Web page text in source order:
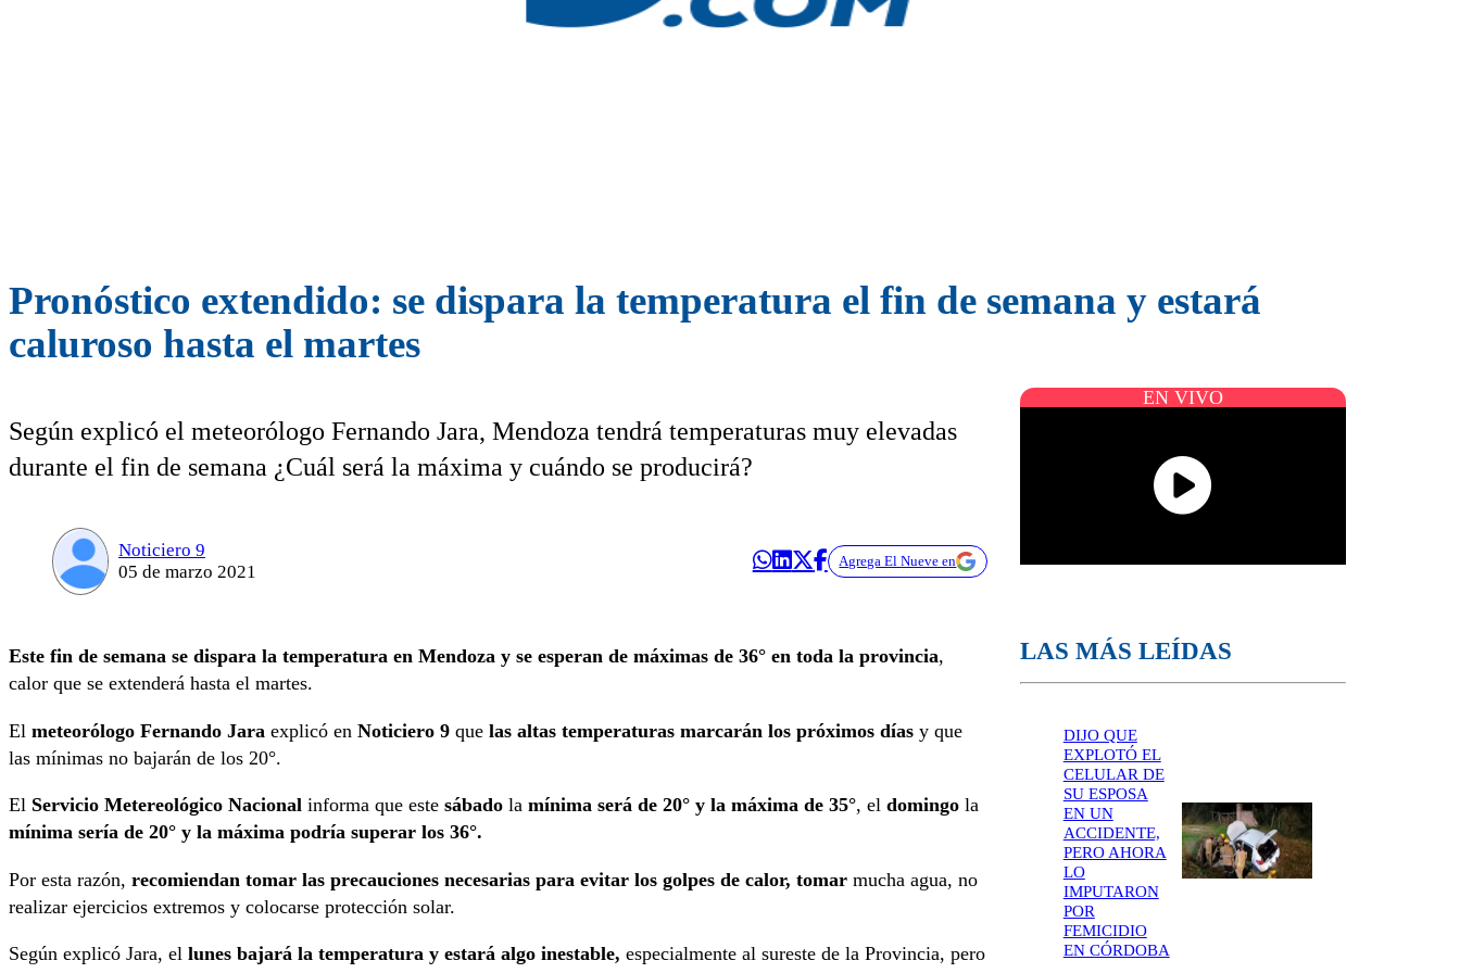
Pronóstico extendido: se dispara la temperatura el fin de semana y estará
caluroso hasta el martes
Según explicó el meteorólogo Fernando Jara, Mendoza tendrá temperaturas muy elevadas
durante el fin de semana ¿Cuál será la máxima y cuándo se producirá?
Noticiero 9
05 de marzo 2021
Agrega El Nueve en
Este fin de semana se dispara la temperatura en Mendoza y se esperan de máximas de 36° en toda la provincia,
calor que se extenderá hasta el martes.
El meteorólogo Fernando Jara explicó en Noticiero 9 que las altas temperaturas marcarán los próximos días y que
las mínimas no bajarán de los 20°.
El Servicio Metereológico Nacional informa que este sábado la mínima será de 20° y la máxima de 35°, el domingo la
mínima sería de 20° y la máxima podría superar los 36°.
Por esta razón, recomiendan tomar las precauciones necesarias para evitar los golpes de calor, tomar mucha agua, no
realizar ejercicios extremos y colocarse protección solar.
Según explicó Jara, el lunes bajará la temperatura y estará algo inestable, especialmente al sureste de la Provincia, pero
EN VIVO
LAS MÁS LEÍDAS
DIJO QUE
EXPLOTÓ EL
CELULAR DE
SU ESPOSA
EN UN
ACCIDENTE,
PERO AHORA
LO
IMPUTARON
POR
FEMICIDIO
EN CÓRDOBA